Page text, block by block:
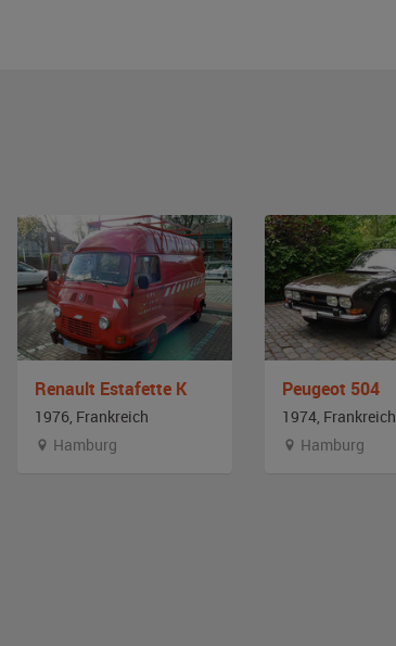
Renault Estafette K
1976, Frankreich
Hamburg
Peugeot 504
1974, Frankreich
Hamburg